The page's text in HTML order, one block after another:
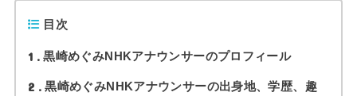
目次
1 黒崎めぐみNHKアナウンサーのプロフィール
2
黒崎めぐみNHKアナウンサーの出身地、学歴、趣